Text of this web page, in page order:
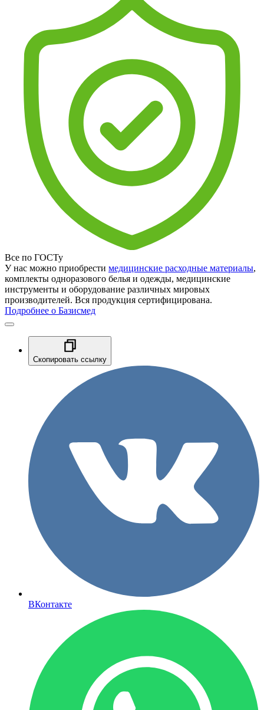
Все по ГОСТу
У нас можно приобрести медицинские расходные материалы,
комплекты одноразового белья и одежды, медицинские
инструменты и оборудование различных мировых
производителей. Вся продукция сертифицирована.
Подробнее о Базисмед
Скопировать ссылку
ВКонтакте